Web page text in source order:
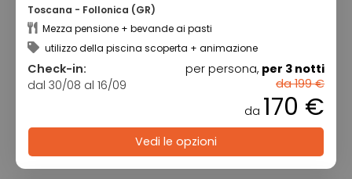
Toscana - Follonica (GR)
Mezza pensione + bevande ai pasti
utilizzo della piscina scoperta + animazione
Check-in:
dal 30/08 al 16/09
per persona, per 3 notti
da 199 €
da 170 €
Vedi le opzioni